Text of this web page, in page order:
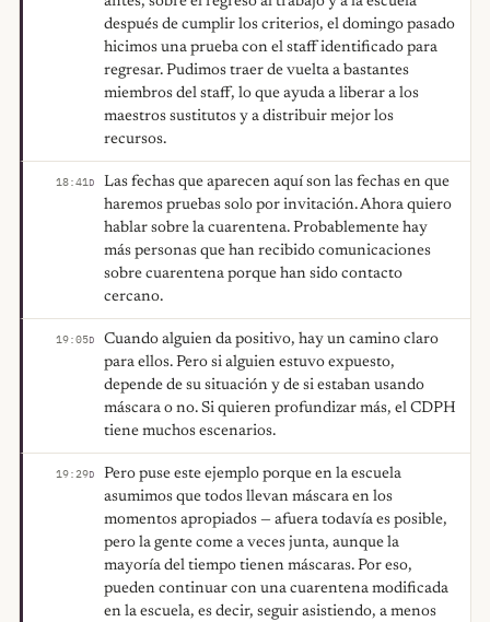
después de cumplir los criterios, el domingo pasado
hicimos una prueba con el staff identificado para
regresar. Pudimos traer de vuelta a bastantes
miembros del staff, lo que ayuda a liberar a los
maestros sustitutos y a distribuir mejor los
recursos.
18:41D
Las fechas que aparecen aquí son las fechas en que
haremos pruebas solo por invitación. Ahora quiero
hablar sobre la cuarentena. Probablemente hay
más personas que han recibido comunicaciones
sobre cuarentena porque han sido contacto
cercano.
19:05D
Cuando alguien da positivo, hay un camino claro
para ellos. Pero si alguien estuvo expuesto,
depende de su situación y de si estaban usando
máscara o no. Si quieren profundizar más, el CDPH
tiene muchos escenarios.
19:29D
Pero puse este ejemplo porque en la escuela
asumimos que todos llevan máscara en los
momentos apropiados — afuera todavía es posible,
pero la gente come a veces junta, aunque la
mayoría del tiempo tienen máscaras. Por eso,
pueden continuar con una cuarentena modificada
en la escuela, es decir, seguir asistiendo, a menos